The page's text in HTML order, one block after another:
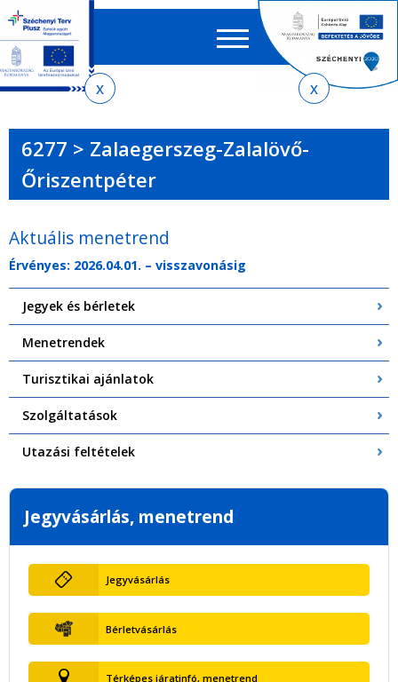
menetrendkeresőhöz
almenühöz
tartalomra
oldaltérképre
EN HU
űrlap
6277 > Zalaegerszeg-Zalalövő-
Őriszentpéter
Aktuális menetrend
Érvényes: 2026.04.01. – visszavonásig
Jegyek és bérletek
Menetrendek
Turisztikai ajánlatok
Szolgáltatások
Utazási feltételek
Jegyvásárlás, menetrend
Jegyvásárlás
Bérletvásárlás
Térképes járatinfó, menetrend